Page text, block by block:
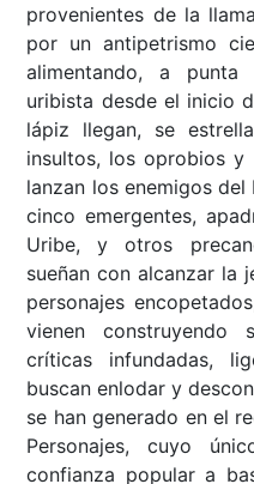
provenientes de la
por un antipetrismo
alimentando, a
uribista desde el inicio
lápiz llegan, se
insultos, los oprobios y
lanzan los enemigos
cinco emergentes,
Uribe, y otros
sueñan con alcanzar la
personajes
vienen construyendo
críticas infundadas,
buscan enlodar y
se han generado en el
Personajes, cuyo
confianza popular a